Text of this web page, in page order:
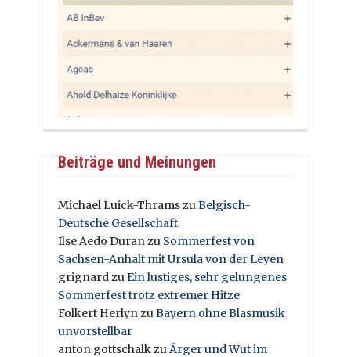
Beiträge und Meinungen
Michael Luick-ThramszuBelgisch-
Deutsche Gesellschaft
Ilse Aedo Duranzu Sommerfest von
Sachsen-Anhalt mit Ursula von der Leyen
grignardzuEin lustiges, sehr gelungenes
Sommerfest trotz extremer Hitze
Folkert HerlynzuBayern ohne Blasmusik
unvorstellbar
anton gottschalkzuÄrger und Wut im